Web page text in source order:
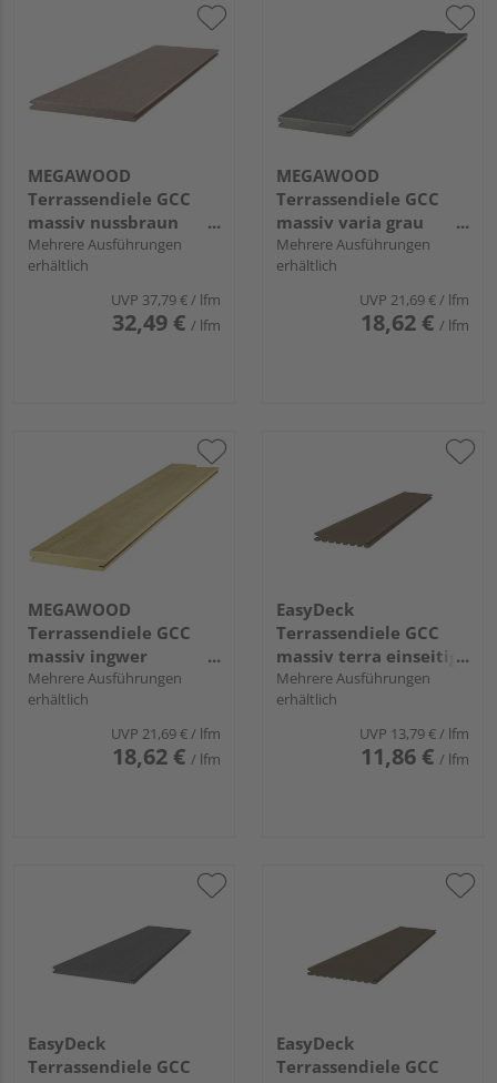
MEGAWOOD
Terrassendiele GCC
massiv nussbraun
einseitig gebürstet,
einseitig glatt,
längsseitige Nut,
PREMIUM - 21 x 242
Mehrere Ausführungen
erhältlich
UVP 37,79 €/ lfm
32,49 € / lfm
MEGAWOOD
Terrassendiele GCC
massiv varia grau
individuell,
längsseitige Nut,
DELTA - 21 x 145 mm
Mehrere Ausführungen
erhältlich
UVP 21,69 €/ lfm
18,62 € / lfm
MEGAWOOD
Terrassendiele GCC
massiv ingwer
individuell,
längsseitige Nut,
DELTA - 21 x 145 mm
Mehrere Ausführungen
erhältlich
UVP 21,69 €/ lfm
18,62 € / lfm
EasyDeck
Terrassendiele GCC
massiv terra einseitig
genutet, einseitig
geriffelt, längsseitige
Nut, TREND - 19 x 130
Mehrere Ausführungen
erhältlich
UVP 13,79 €/ lfm
11,86 € / lfm
EasyDeck
Terrassendiele GCC
EasyDeck
Terrassendiele GCC